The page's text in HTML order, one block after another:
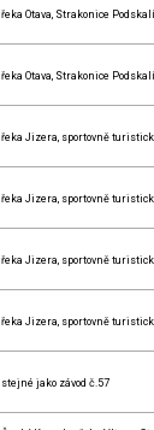
řeka Otava, Strakonice Podskalí
řeka Otava, Strakonice Podskalí
řeka Jizera, sportovně
řeka Jizera, sportovně
řeka Jizera, sportovně
řeka Jizera, sportovně
stejné jako závod č.57